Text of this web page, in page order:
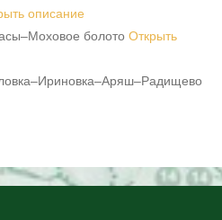
описание
болотоОткрыть